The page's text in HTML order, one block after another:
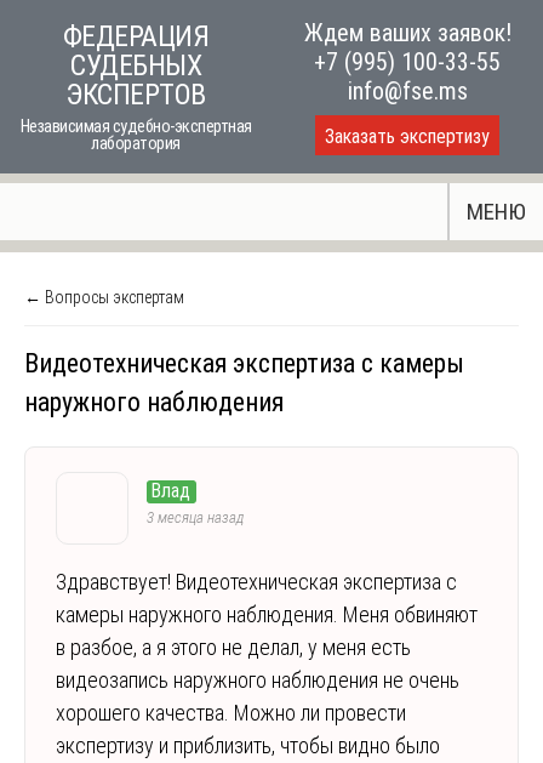
ФЕДЕРАЦИЯ
СУДЕБНЫХ
ЭКСПЕРТОВ
Независимая судебно-экспертная
лаборатория
Ждем ваших заявок!
+7 (995) 100-33-55
info@fse.ms
Заказать экспертизу
МЕНЮ
← Вопросы экспертам
Видеотехническая экспертиза с камеры
наружного наблюдения
Влад
3 месяца назад
Здравствует! Видеотехническая экспертиза с
камеры наружного наблюдения. Меня обвиняют
в разбое, а я этого не делал, у меня есть
видеозапись наружного наблюдения не очень
хорошего качества. Можно ли провести
экспертизу и приблизить, чтобы видно было